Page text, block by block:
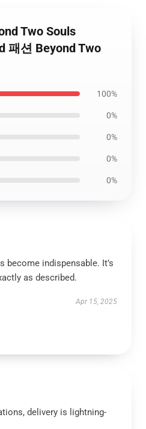
Two Souls
패션 Beyond Two
100%
0%
0%
0%
0%
become indispensable. It’s
as described.
Apr 15, 2025
delivery is lightning-